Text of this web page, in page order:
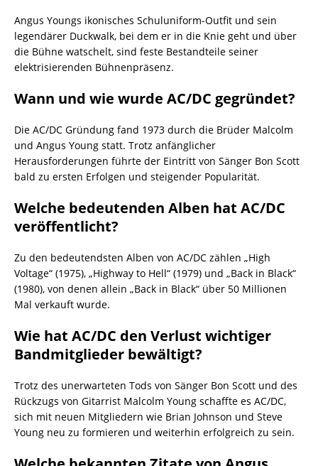
Angus Youngs ikonisches Schuluniform-Outfit und sein
legendärer Duckwalk, bei dem er in die Knie geht und über
die Bühne watschelt, sind feste Bestandteile seiner
elektrisierenden Bühnenpräsenz.
Wann und wie wurde AC/DC gegründet?
Die AC/DC Gründung fand 1973 durch die Brüder Malcolm
und Angus Young statt. Trotz anfänglicher
Herausforderungen führte der Eintritt von Sänger Bon Scott
bald zu ersten Erfolgen und steigender Popularität.
Welche bedeutenden Alben hat AC/DC
veröffentlicht?
Zu den bedeutendsten Alben von AC/DC zählen „High
Voltage“ (1975), „Highway to Hell“ (1979) und „Back in Black“
(1980), von denen allein „Back in Black“ über 50 Millionen
Mal verkauft wurde.
Wie hat AC/DC den Verlust wichtiger
Bandmitglieder bewältigt?
Trotz des unerwarteten Tods von Sänger Bon Scott und des
Rückzugs von Gitarrist Malcolm Young schaffte es AC/DC,
sich mit neuen Mitgliedern wie Brian Johnson und Steve
Young neu zu formieren und weiterhin erfolgreich zu sein.